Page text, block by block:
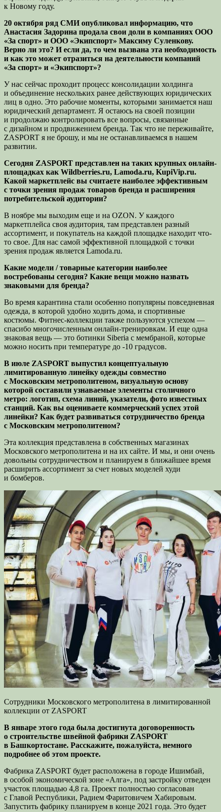
к Новому году.
20 октября ряд СМИ опубликовал информацию, что
Анастасия Задорина продала свои доли в компаниях ООО
«За спорт» и ООО «Экипспорт» Максиму Суленкову.
Верно ли это? И если да, то чем вызвана эта необходимость
и как это может отразиться на деятельности компаний
«За спорт» и «Экипспорт»?
У нас сейчас проходит процесс консолидации холдинга
и объединение нескольких ранее действующих юридических
лиц в одно. Это рабочие моменты, которыми занимается наш
юридический департамент. Я остаюсь на своей позиции
и продолжаю контролировать все вопросы, связанные
с дизайном и продвижением бренда. Так что не переживайте,
ZASPORT я не брошу, и мы не останавливаемся в нашем
развитии.
Сегодня ZASPORT представлен на таких крупных онлайн-
площадках как Wildberries.ru, Lamoda.ru, KupiVip.ru.
Какой маркетплейс вы считаете наиболее эффективным
с точки зрения продаж товаров бренда и расширения
потребительской аудитории?
В ноябре мы выходим еще и на OZON. У каждого
маркетплейса своя аудитория, там представлен разный
ассортимент, и покупатель на каждой площадке находит что-
то свое. Для нас самой эффективной площадкой с точки
зрения продаж является Lamoda.ru.
Какие модели / товарные категории наиболее
востребованы сегодня? Какие вещи можно назвать
знаковыми для бренда?
Во время карантина стали особенно популярны повседневная
одежда, в которой удобно ходить дома, и спортивные
костюмы. Фитнес-коллекции также пользуются успехом —
спасибо многочисленным онлайн-тренировкам. И еще одна
знаковая вещь — это ботинки Siberia с мембраной, которые
можно носить при температуре до -10 градусов.
В июле ZASPORT выпустил концептуальную
лимитированную линейку одежды совместно
с Московским метрополитеном, визуальную основу
которой составили узнаваемые элементы столичного
метро: логотип, схема линий, указатели, фото известных
станций. Как вы оцениваете коммерческий успех этой
линейки? Как будет развиваться сотрудничество бренда
с Московским метрополитеном?
Эта коллекция представлена в собственных магазинах
Московского метрополитена и на их сайте. И мы, и они очень
довольны сотрудничеством и планируем в ближайшее время
расширить ассортимент за счет новых моделей худи
и бомберов.
Сотрудники Московского метрополитена в лимитированной
коллекции от ZASPORT
В январе этого года была достигнута договоренность
о строительстве швейной фабрики ZASPORT
в Башкортостане. Расскажите, пожалуйста, немного
подробнее об этом проекте.
Фабрика ZASPORT будет расположена в городе Ишимбай,
в особой экономической зоне «Алга», под застройку отведен
участок площадью 4,8 га. Проект полностью согласован
с Главой Республики, Радием Фаритовичем Хабировым.
Запустить фабрику планируем в конце 2021 года. Это будет